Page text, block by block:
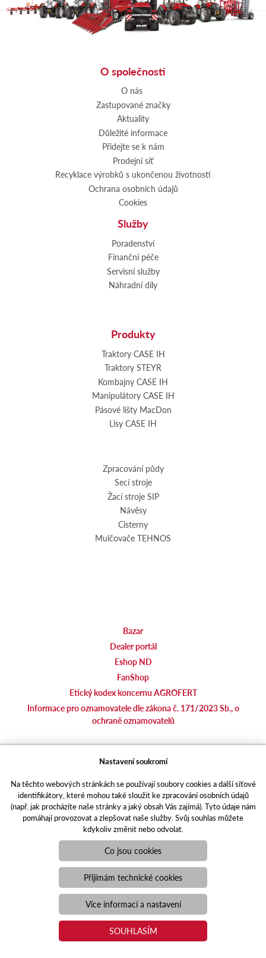
O společnosti
O nás
Zastupované značky
Aktuality
Důležité informace
Přidejte se k nám
Prodejní síť
Recyklace výrobků s ukončenou životností
Ochrana osobních údajů
Cookies
Služby
Poradenství
Finanční péče
Servisní služby
Náhradní díly
Produkty
Traktory CASE IH
Traktory STEYR
Kombajny CASE IH
Manipulátory CASE IH
Pásové lišty MacDon
Lisy CASE IH
Zpracování půdy
Secí stroje
Žací stroje SIP
Návěsy
Cisterny
Mulčovače TEHNOS
Bazar
Dealer portál
Eshop ND
FanShop
Etický kodex koncernu AGROFERT
Informace pro oznamovatele dle zákona č. 171/2023 Sb., o
ochraně oznamovatelů
Responzivní webPuxdesign | agrics.cz © 2021
Toto jsou internetové stránky společnosti AGRI CS a. s., se sídlem
v Hustopečích, Hybešova 14, PSČ 69301, IČO 26243334,
zapsané v OR vedeném Krajským soudem v Brně, oddíl B, vložka
3582. Společnost AGRI CS a.s. je členem koncernu AGROFERT
řízeného společností AGROFERT, a.s., IČO 26185610, se sídlem
na adrese Pyšelská 2327/2, Chodov, 149 00 Praha 4.
agrotec.cz
portal.caseklub.cz
shop.agrics.cz
traktorbazar.cz
eshop.agrics.cz/cs
a-finance.cz
Nastavení soukromí
Na těchto webových stránkách se používají soubory cookies a další síťové
identifikátory, které mohou také sloužit ke zpracování osobních údajů
(např. jak procházíte naše stránky a jaký obsah Vás zajímá). Tyto údaje nám
pomáhají provozovat a zlepšovat naše služby. Svůj souhlas můžete
kdykoliv změnit nebo odvolat.
Co jsou cookies
Přijímám technické cookies
Více informací a nastavení
SOUHLASÍM